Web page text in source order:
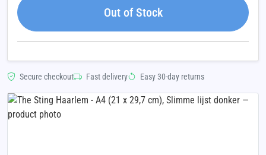
Out of Stock
Secure checkout Fast delivery Easy 30-day returns